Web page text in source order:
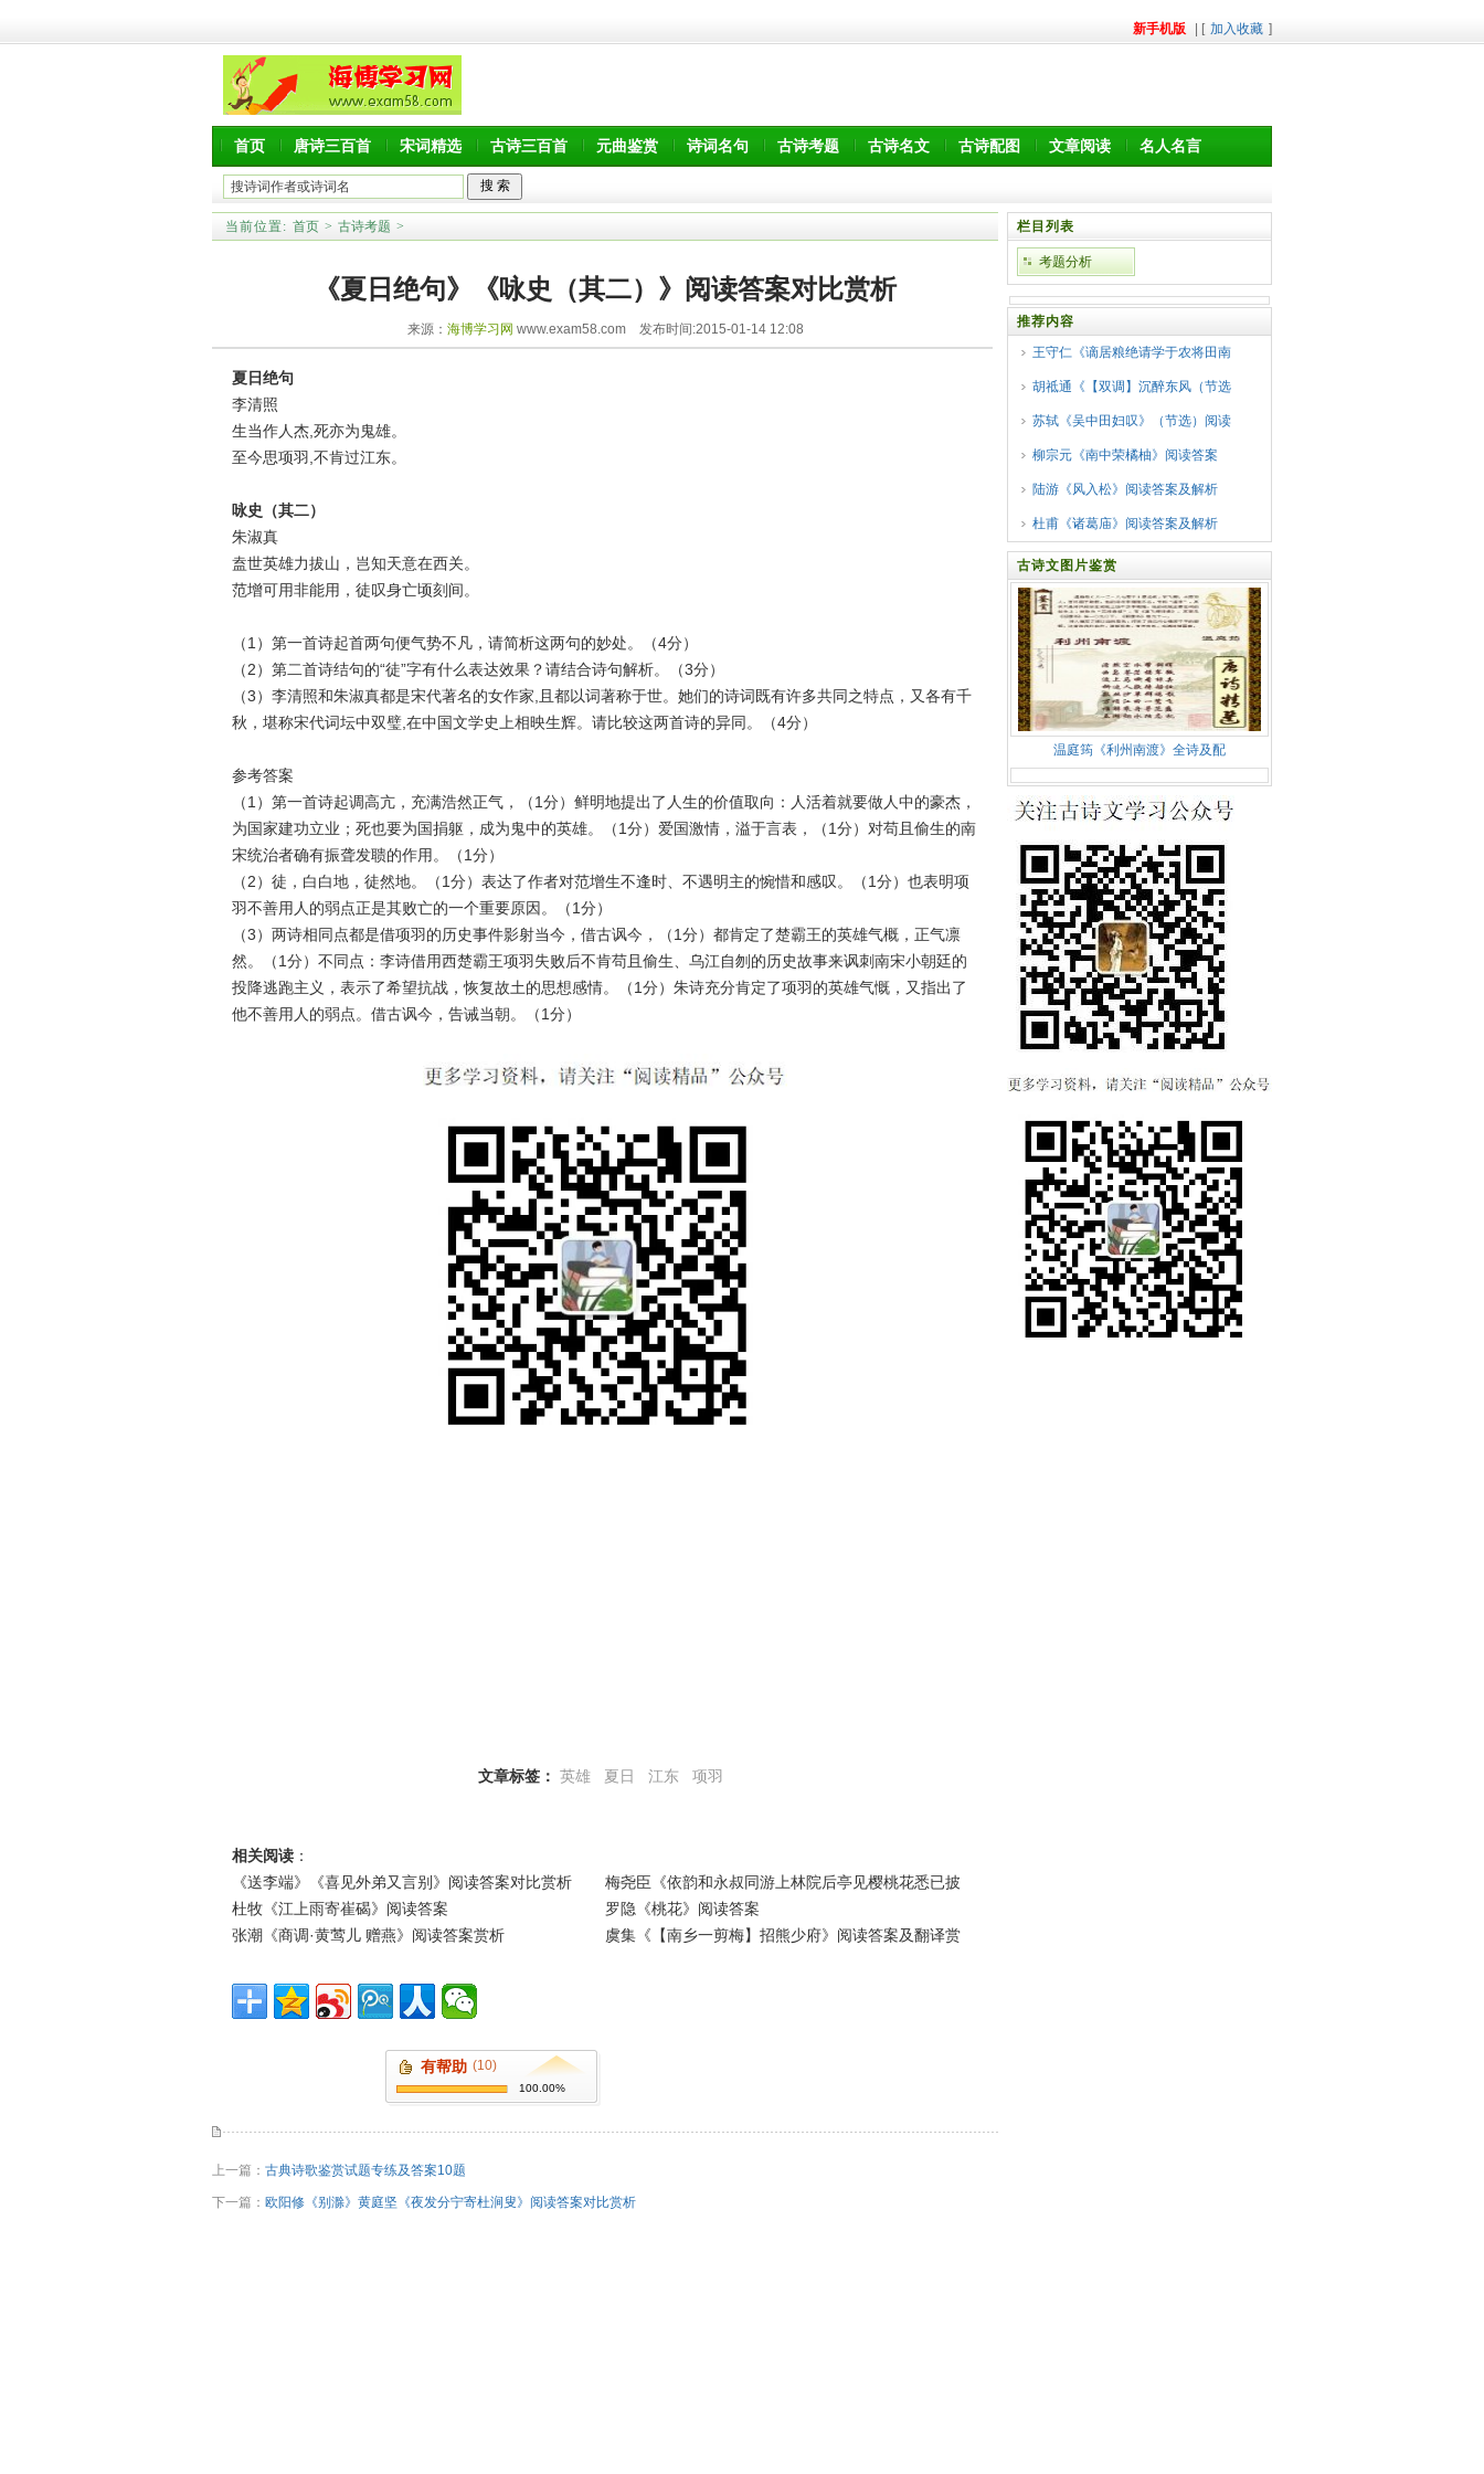
新手机版 | [ 加入收藏 ]
首页 唐诗三百首 宋词精选 古诗三百首 元曲鉴赏 诗词名句 古诗考题 古诗名文 古诗配图 文章阅读 名人名言
当前位置: 首页 > 古诗考题 >
《夏日绝句》《咏史（其二）》阅读答案对比赏析
来源： 海博学习网 www.exam58.com 发布时间:2015-01-14 12:08
夏日绝句
李清照
生当作人杰,死亦为鬼雄。
至今思项羽,不肯过江东。
咏史（其二）
朱淑真
盍世英雄力拔山，岂知天意在西关。
范增可用非能用，徒叹身亡顷刻间。
（1）第一首诗起首两句便气势不凡，请简析这两句的妙处。（4分）
（2）第二首诗结句的“徒”字有什么表达效果？请结合诗句解析。（3分）
（3）李清照和朱淑真都是宋代著名的女作家,且都以词著称于世。她们的诗词既有许多共同之特点，又各有千
秋，堪称宋代词坛中双璧,在中国文学史上相映生辉。请比较这两首诗的异同。（4分）
参考答案
（1）第一首诗起调高亢，充满浩然正气，（1分）鲜明地提出了人生的价值取向：人活着就要做人中的豪杰，
为国家建功立业；死也要为国捐躯，成为鬼中的英雄。（1分）爱国激情，溢于言表，（1分）对苟且偷生的南
宋统治者确有振聋发聩的作用。（1分）
（2）徒，白白地，徒然地。（1分）表达了作者对范增生不逢时、不遇明主的惋惜和感叹。（1分）也表明项
羽不善用人的弱点正是其败亡的一个重要原因。（1分）
（3）两诗相同点都是借项羽的历史事件影射当今，借古讽今，（1分）都肯定了楚霸王的英雄气概，正气凛
然。（1分）不同点：李诗借用西楚霸王项羽失败后不肯苟且偷生、乌江自刎的历史故事来讽刺南宋小朝廷的
投降逃跑主义，表示了希望抗战，恢复故土的思想感情。（1分）朱诗充分肯定了项羽的英雄气慨，又指出了
他不善用人的弱点。借古讽今，告诫当朝。（1分）
文章标签： 英雄 夏日 江东 项羽
相关阅读 ：
《送李端》《喜见外弟又言别》阅读答案对比赏析
梅尧臣《依韵和永叔同游上林院后亭见樱桃花悉已披
杜牧《江上雨寄崔碣》阅读答案
罗隐《桃花》阅读答案
张潮《商调·黄莺儿 赠燕》阅读答案赏析
虞集《【南乡一剪梅】招熊少府》阅读答案及翻译赏
有帮助 (10)
100.00%
上一篇： 古典诗歌鉴赏试题专练及答案10题
下一篇： 欧阳修《别滁》黄庭坚《夜发分宁寄杜涧叟》阅读答案对比赏析
栏目列表
考题分析
推荐内容
王守仁《谪居粮绝请学于农将田南
胡祗通《【双调】沉醉东风（节选
苏轼《吴中田妇叹》（节选）阅读
柳宗元《南中荣橘柚》阅读答案
陆游《风入松》阅读答案及解析
杜甫《诸葛庙》阅读答案及解析
古诗文图片鉴赏
温庭筠《利州南渡》全诗及配